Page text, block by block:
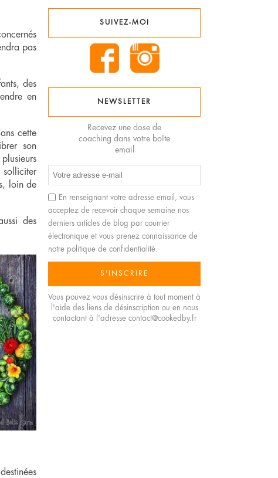
pas
des
en
cette
son
solliciter
loin de
des
SUIVEZ-MOI
NEWSLETTER
Recevez une dose de
coaching dans votre boîte
email
En renseignant votre adresse email, vous
acceptez de recevoir chaque semaine nos
derniers articles de blog par courrier
électronique et vous prenez connaissance de
notre politique de confidentialité.
Vous pouvez vous désinscrire à tout moment à
l'aide des liens de désinscription ou en nous
contactant à l'adresse contact@cookedby.fr